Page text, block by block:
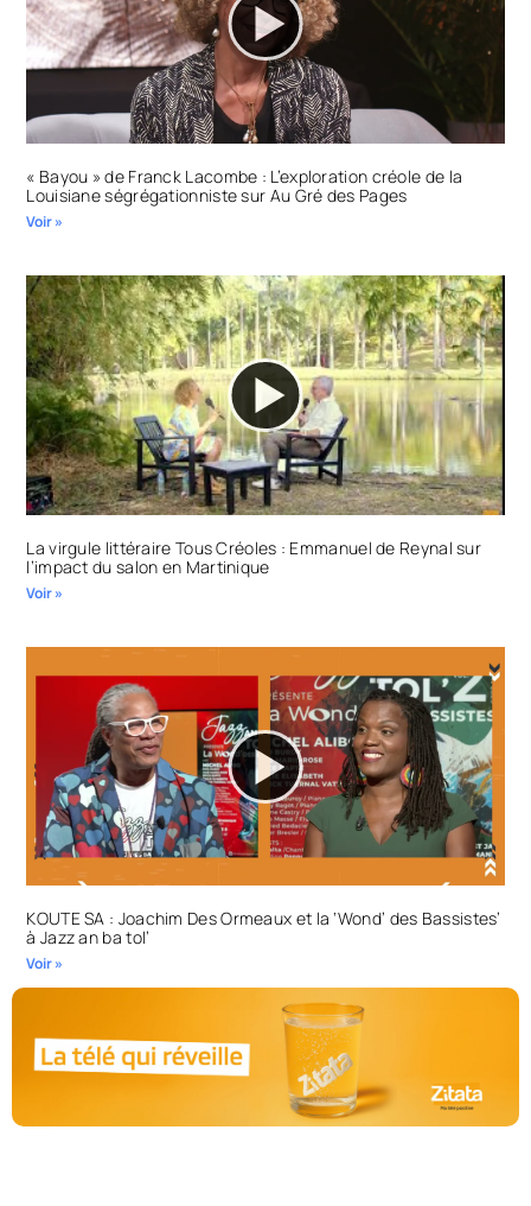
« Bayou » de Franck Lacombe : L’exploration créole de la
Louisiane ségrégationniste sur Au Gré des Pages
Voir »
La virgule littéraire Tous Créoles : Emmanuel de Reynal sur
l’impact du salon en Martinique
Voir »
KOUTE SA : Joachim Des Ormeaux et la ‘Wond’ des Bassistes’
à Jazz an ba tol’
Voir »